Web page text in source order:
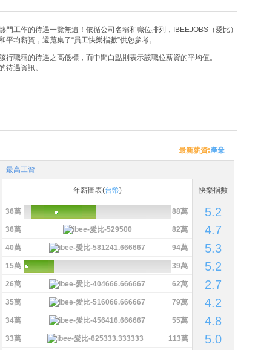
工作的待遇一覽無遺！依循公司名稱和職位排列，IBEEJOBS（愛比）
均薪資，還蒐集了“員工快樂指數”供您參考。
職稱的待遇之高低標，而中間白點則表示該職位薪資的平均值。
待遇資訊。
最新薪資:產業
最高工資
年薪圖表(台幣) 快樂指數
36萬 88萬 5.2
36萬 82萬 4.7
40萬 94萬 5.3
15萬 39萬 5.2
26萬 62萬 2.7
35萬 79萬 4.2
34萬 55萬 4.8
33萬 113萬 5.0